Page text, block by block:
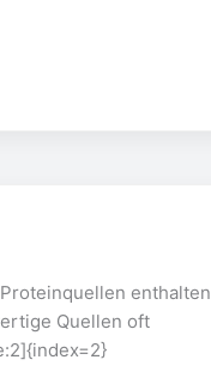
enthalten
Quellen oft